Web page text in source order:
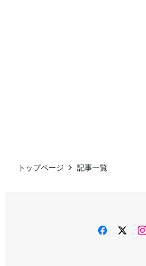
トップページ 記事一覧